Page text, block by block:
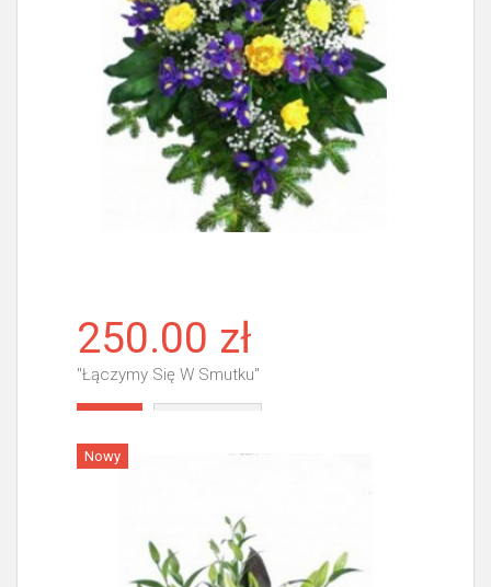
250.00 zł
"Łączymy Się W Smutku"
Nowy